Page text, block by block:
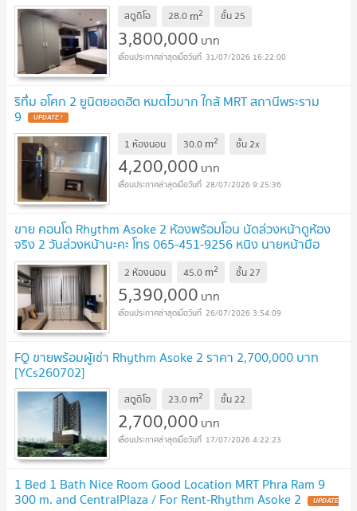
สตูดิโอ 28.0 m2 ชั้น25
3,800,000 บาท
31/07/2026 16:22:00
ริทึ่ม อโศก 2 ยูนิตยอดฮิต หมดไวมาก ใกล้ MRT สถานีพระราม
9 UPDATE !
1 ห้องนอน 30.0 m2 ชั้น2x
4,200,000 บาท
28/07/2026 9:25:36
ขาย คอนโด Rhythm Asoke 2 ห้องพร้อมโอน นัดล่วงหน้าดูห้อง
จริง 2 วันล่วงหน้านะคะ โทร 065-451-9256 หนิง นายหน้ามือ
อาชีพ UPDATE !
2 ห้องนอน 45.0 m2 ชั้น27
5,390,000 บาท
26/07/2026 3:54:09
FQ ขายพร้อมผู้เช่า Rhythm Asoke 2 ราคา 2,700,000 บาท
[YCs260702]
สตูดิโอ 23.0 m2 ชั้น22
2,700,000 บาท
17/07/2026 4:22:23
1 Bed 1 Bath Nice Room Good Location MRT Phra Ram 9
300 m. and CentralPlaza / For Rent-Rhythm Asoke 2 UPDATE